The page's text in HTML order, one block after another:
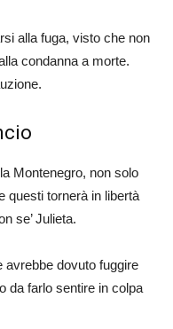
alla fuga, visto che non
condanna a morte.
Montenegro, non solo
questi tornerà in libertà
se’ Julieta.
avrebbe dovuto fuggire
da farlo sentire in colpa